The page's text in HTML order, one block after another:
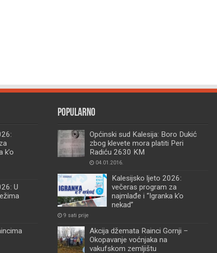
k’o
U
Popularno
Općinski sud Kalesija: Boro Dukić
zbog klevete mora platiti Peri
Radiću 2630 KM
04.01.2016.
Kalesijsko ljeto 2026:
večeras program za
najmlađe i “Igranka k’o
nekad”
9 sati prije
Akcija džemata Rainci Gornji –
Okopavanje voćnjaka na
vakufskom zemljištu